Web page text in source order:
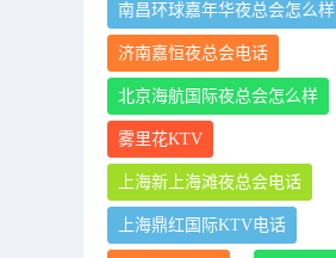
南昌环球嘉年华夜总会怎么样
济南嘉恒夜总会电话
北京海航国际夜总会怎么样
雾里花KTV
上海新上海滩夜总会电话
上海鼎红国际KTV电话